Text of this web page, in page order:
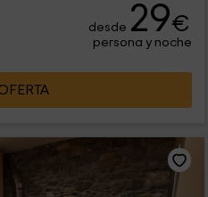
desde 29€
persona y noche